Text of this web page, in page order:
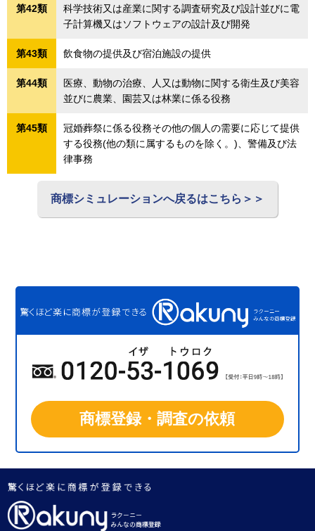
第42類
科学技術又は産業に関する調査研究及び設計並びに電
子計算機又はソフトウェアの設計及び開発
第43類 飲食物の提供及び宿泊施設の提供
第44類
医療、動物の治療、人又は動物に関する衛生及び美容
並びに農業、園芸又は林業に係る役務
第45類
冠婚葬祭に係る役務その他の個人の需要に応じて提供
する役務(他の類に属するものを除く。)、警備及び法
律事務
商標シミュレーションへ戻るはこちら＞＞
商標登録・調査の依頼